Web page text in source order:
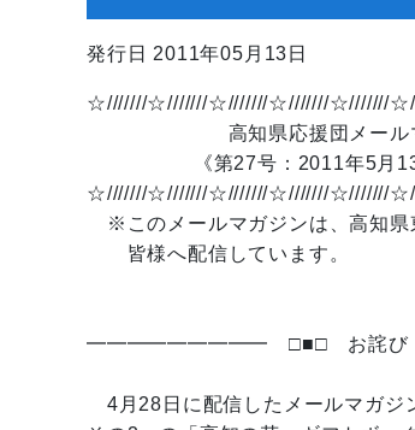
発行日 2011年05月13日
☆///////☆///////☆///////☆///////☆///////
高知県応援団メールマガ
《第27号：2011年5月13
☆///////☆///////☆///////☆///////☆///////
※このメールマガジンは、高知県
皆様へ配信しています。
━━━━━━━━━ □■□ お詫
4月28日に配信したメールマガジ